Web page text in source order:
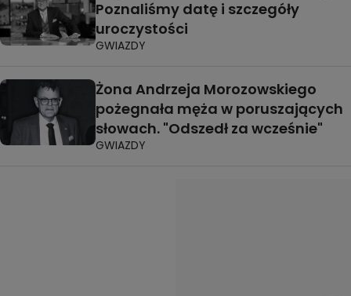
Poznaliśmy datę i szczegóły
uroczystości
GWIAZDY
Żona Andrzeja Morozowskiego
pożegnała męża w poruszających
słowach. "Odszedł za wcześnie"
GWIAZDY